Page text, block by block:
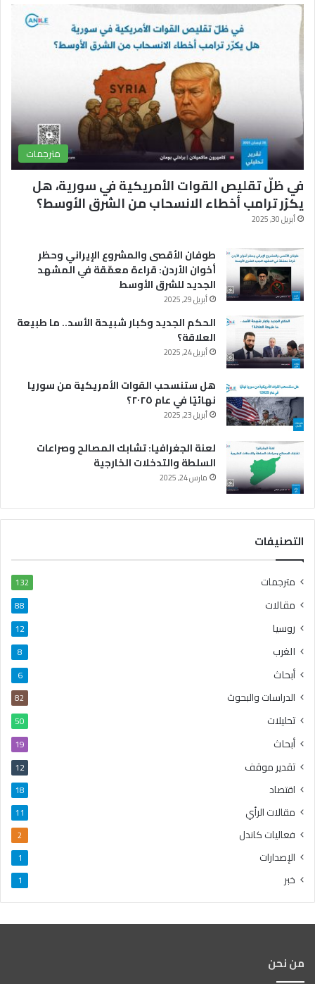
و
ك
T
u
b
e
ا
م
مترجمات
في ظلّ تقليص القوات الأمريكية في سورية، هل
يكرّر ترامب أخطاء الانسحاب من الشرق الأوسط؟
أبريل 30, 2025
طوفان الأقصى والمشروع الإيراني وحظر
أخوان الأردن: قراءة معمّقة في المشهد
الجديد للشرق الأوسط
أبريل 29, 2025
الحكم الجديد وكبار شبيحة الأسد.. ما طبيعة
العلاقة؟
أبريل 24, 2025
هل ستنسحب القوات الأمريكية من سوريا
نهائيًا في عام ٢٠٢٥؟
أبريل 23, 2025
لعنة الجغرافيا: تشابك المصالح وصراعات
السلطة والتدخلات الخارجية
مارس 24, 2025
التصنيفات
مترجمات 132
مقالات 88
روسيا 12
الغرب 8
أبحاث 6
الدراسات والبحوث 82
تحليلات 50
أبحاث 19
تقدير موقف 12
اقتصاد 18
مقالات الرأي 11
فعاليات كاندل 2
الإصدارات 1
خبر 1
من نحن